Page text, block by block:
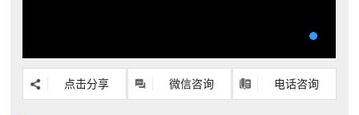
点击分享 微信咨询 电话咨询